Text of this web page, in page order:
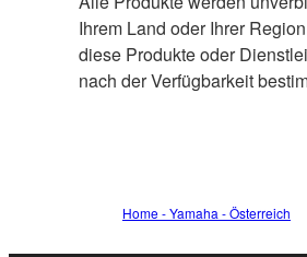
Ihrem Land oder Ihrer
diese Produkte oder
nach der Verfügbarkeit
Home - Yamaha - Österreich